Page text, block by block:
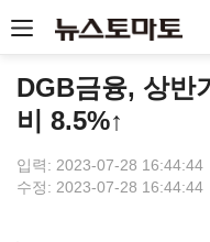
DGB금융, 상반
비 8.5%↑
입력: 2023-07-28 16:44:44
수정: 2023-07-28 16:44:44